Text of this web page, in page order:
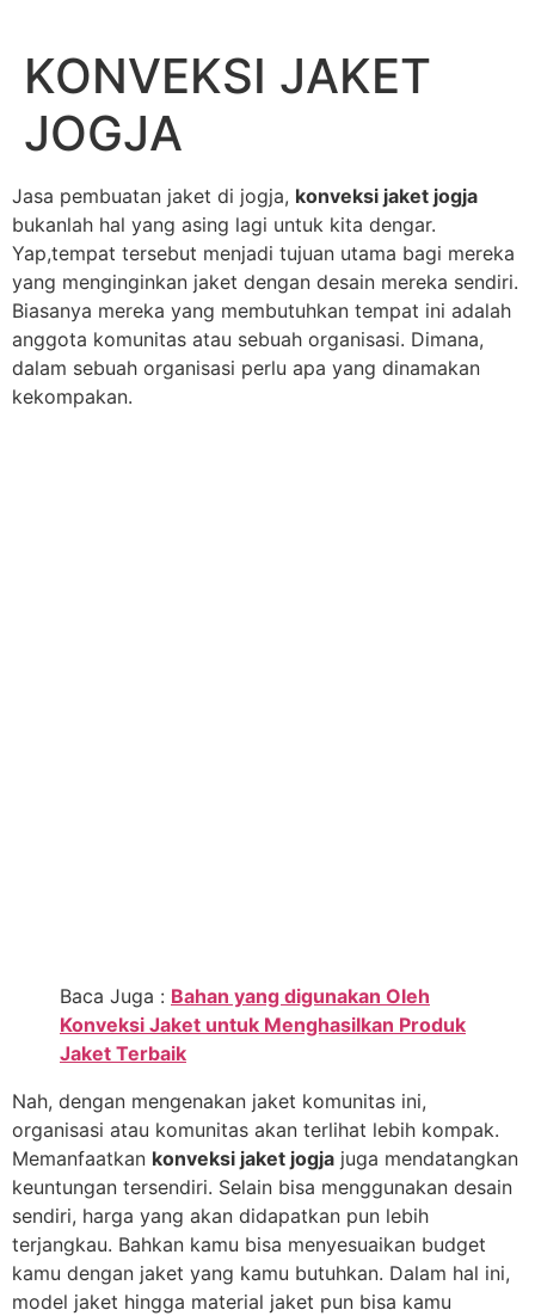
kontenKONVEKSI JAKET
JOGJA
Jasa pembuatan jaket di jogja, konveksi jaket jogja
bukanlah hal yang asing lagi untuk kita dengar.
Yap,tempat tersebut menjadi tujuan utama bagi mereka
yang menginginkan jaket dengan desain mereka sendiri.
Biasanya mereka yang membutuhkan tempat ini adalah
anggota komunitas atau sebuah organisasi. Dimana,
dalam sebuah organisasi perlu apa yang dinamakan
kekompakan.
Baca Juga : Bahan yang digunakan Oleh
Konveksi Jaket untuk Menghasilkan Produk
Jaket Terbaik
Nah, dengan mengenakan jaket komunitas ini,
organisasi atau komunitas akan terlihat lebih kompak.
Memanfaatkan konveksi jaket jogja juga mendatangkan
keuntungan tersendiri. Selain bisa menggunakan desain
sendiri, harga yang akan didapatkan pun lebih
terjangkau. Bahkan kamu bisa menyesuaikan budget
kamu dengan jaket yang kamu butuhkan. Dalam hal ini,
model jaket hingga material jaket pun bisa kamu